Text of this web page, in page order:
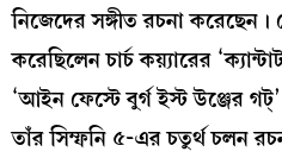
নিজেদের সঙ্গীত রচনা করেছেন।
করেছিলেন চার্চ কয়্যারের
‘আইন ফেস্টে বুর্গ ইস্ট উঞ্জের
তাঁর সিম্ফনি ৫-এর চতুর্থ চলন